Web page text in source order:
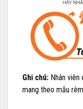
Ghi chú: Nhân
mang theo mẫu